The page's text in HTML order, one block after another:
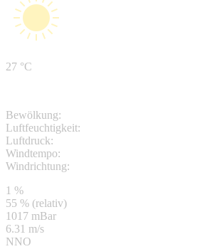
27 °C
Bewölkung:
Luftfeuchtigkeit:
Luftdruck:
Windtempo:
Windrichtung:
1 %
55 % (relativ)
1017 mBar
6.31 m/s
NNO